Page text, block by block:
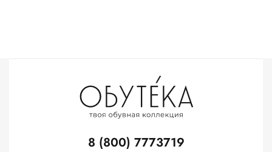
8 (800) 7773719